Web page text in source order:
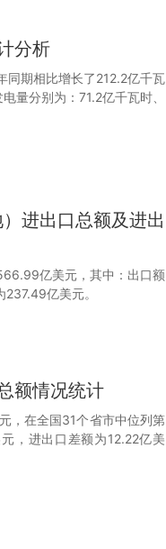
分析
同期相比增长了212.2亿千瓦
量分别为：71.2亿千瓦时、
进出口总额及进出
亿美元，其中：出口额
亿美元。
额情况统计
，在全国31个省市中位列第
，进出口差额为12.22亿美